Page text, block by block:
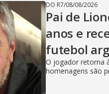
DO R7/08/08/2026
Pai de
anos e
futebol
O jogador retorna
homenagens são